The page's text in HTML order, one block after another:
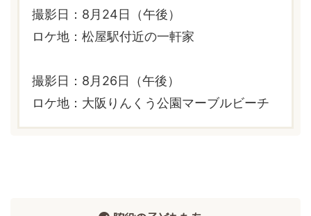
撮影日：8月24日（午後）
ロケ地：松屋駅付近の一軒家
撮影日：8月26日（午後）
ロケ地：大阪りんくう公園マーブルビーチ